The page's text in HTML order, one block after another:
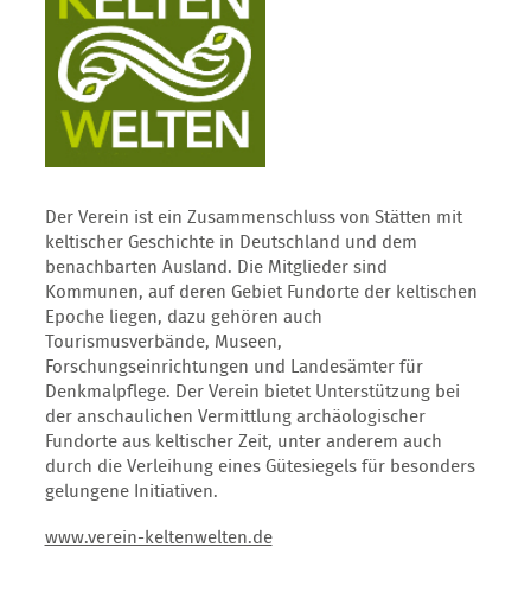
Der Verein ist ein Zusammenschluss von Stätten mit
keltischer Geschichte in Deutschland und dem
benachbarten Ausland. Die Mitglieder sind
Kommunen, auf deren Gebiet Fundorte der keltischen
Epoche liegen, dazu gehören auch
Tourismusverbände, Museen,
Forschungseinrichtungen und Landesämter für
Denkmalpflege. Der Verein bietet Unterstützung bei
der anschaulichen Vermittlung archäologischer
Fundorte aus keltischer Zeit, unter anderem auch
durch die Verleihung eines Gütesiegels für besonders
gelungene Initiativen.
www.verein-keltenwelten.de